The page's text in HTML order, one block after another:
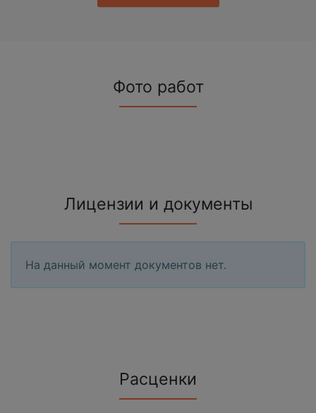
Фото работ
Лицензии и документы
На данный момент документов нет.
Расценки